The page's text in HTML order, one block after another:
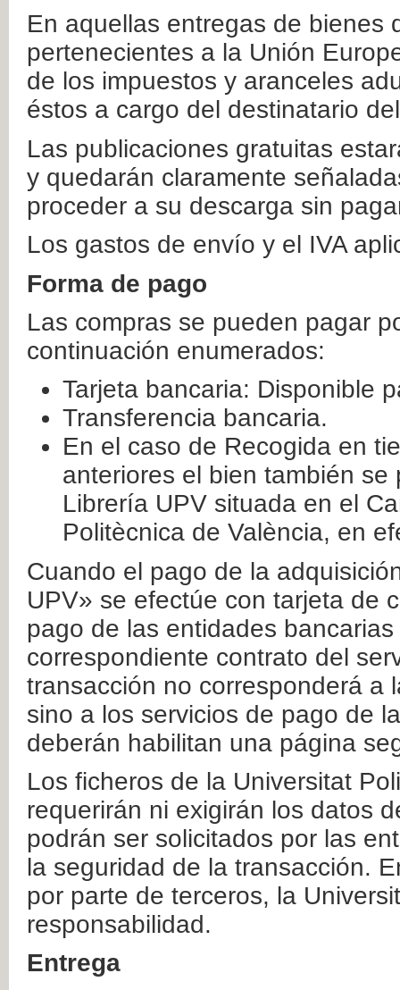
En aquellas entregas de bienes
pertenecientes a la Unión
de los impuestos y aranceles
éstos a cargo del destinatario
Las publicaciones gratuitas
y quedarán claramente
proceder a su descarga sin
Los gastos de envío y el IVA
Forma de pago
Las compras se pueden pagar
continuación enumerados:
Tarjeta bancaria: Disponible
Transferencia bancaria.
En el caso de Recogida en
anteriores el bien también
Librería UPV situada en el
Politècnica de València, en
Cuando el pago de la
UPV» se efectúe con tarjeta de
pago de las entidades
correspondiente contrato del
transacción no corresponderá a
sino a los servicios de pago de
deberán habilitan una página
Los ficheros de la Universitat
requerirán ni exigirán los datos
podrán ser solicitados por las
la seguridad de la transacción.
por parte de terceros, la
responsabilidad.
Entrega